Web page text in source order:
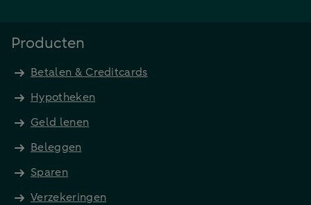
Producten
Betalen & Creditcards
Hypotheken
Geld lenen
Beleggen
Sparen
Verzekeringen